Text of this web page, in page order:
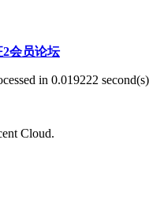
2会员论坛
in 0.019222
Cloud.